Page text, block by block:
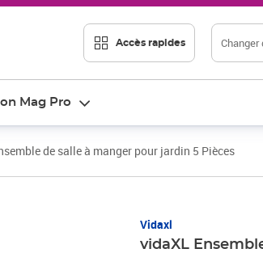
Accès rapides Changer
Mag Pro
de salle à manger pour jardin 5 Pièces
Vidaxl
vidaXL